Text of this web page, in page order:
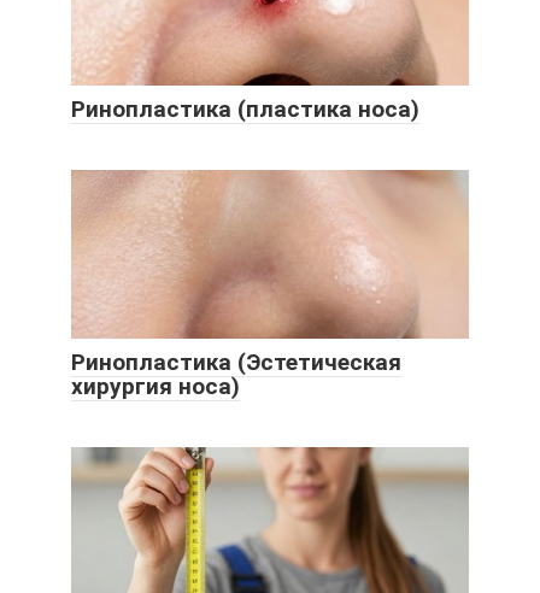
Ринопластика (пластика носа)
Ринопластика (Эстетическая
хирургия носа)